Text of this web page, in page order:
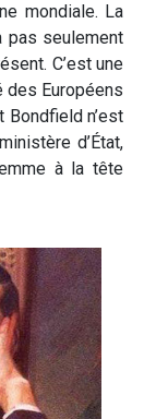
mondiale. La
pas seulement
C’est une
des Européens
n’est
d’État,
à la tête